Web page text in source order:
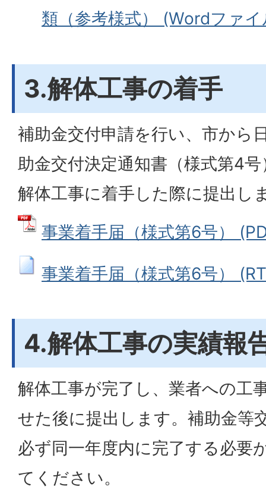
類（参考様式） (Wordファ
3.解体工事の着手
補助金交付申請を行い、市から
助金交付決定通知書（様式第4
解体工事に着手した際に提出し
事業着手届（様式第6号）
事業着手届（様式第6号）
4.解体工事の実績報
解体工事が完了し、業者への工
せた後に提出します。補助金等
必ず同一年度内に完了する必要
てください。